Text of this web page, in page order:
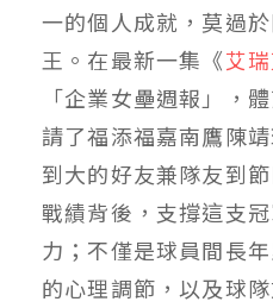
一的個人成就，莫過
王。在最新一集《艾
「企業女壘週報」，
請了福添福嘉南鷹陳
到大的好友兼隊友到
戰績背後，支撐這支
力；不僅是球員間長
的心理調節，以及球